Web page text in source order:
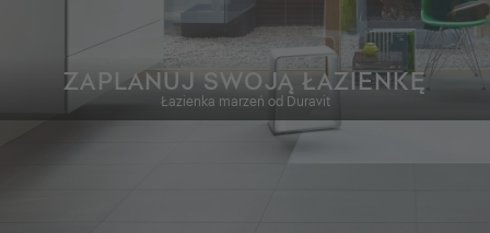
ZAPLANUJ SWOJĄ ŁAZIENKĘ
Łazienka marzeń od Duravit